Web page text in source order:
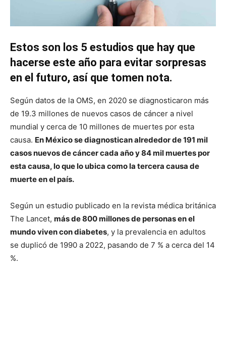
Estos son los 5 estudios que hay que
hacerse este año para evitar sorpresas
en el futuro, así que tomen nota.
Según datos de la OMS, en 2020 se diagnosticaron más
de 19.3 millones de nuevos casos de cáncer a nivel
mundial y cerca de 10 millones de muertes por esta
causa. En México se diagnostican alrededor de 191 mil
casos nuevos de cáncer cada año y 84 mil muertes por
esta causa, lo que lo ubica como la tercera causa de
muerte en el país.
Según un estudio publicado en la revista médica británica
The Lancet, más de 800 millones de personas en el
mundo viven con diabetes, y la prevalencia en adultos
se duplicó de 1990 a 2022, pasando de 7 % a cerca del 14
%.